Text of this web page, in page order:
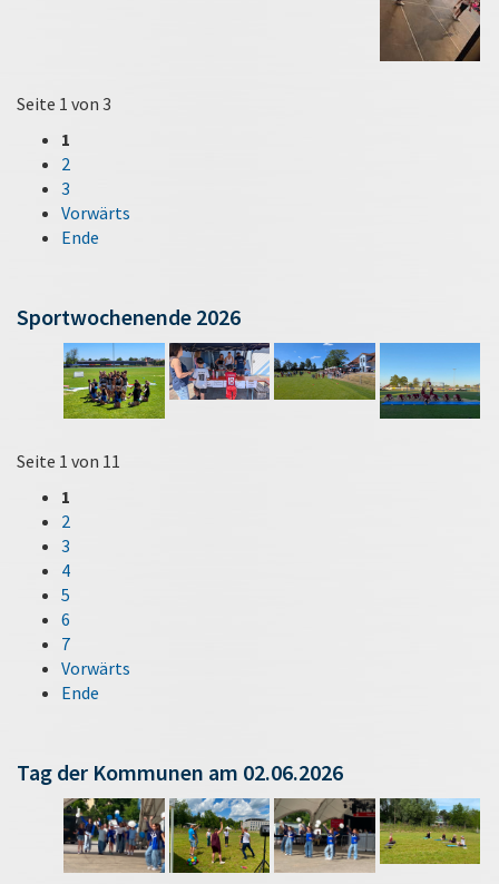
Seite 1 von 3
1
2
3
Vorwärts
Ende
Sportwochenende 2026
Seite 1 von 11
1
2
3
4
5
6
7
Vorwärts
Ende
Tag der Kommunen am 02.06.2026